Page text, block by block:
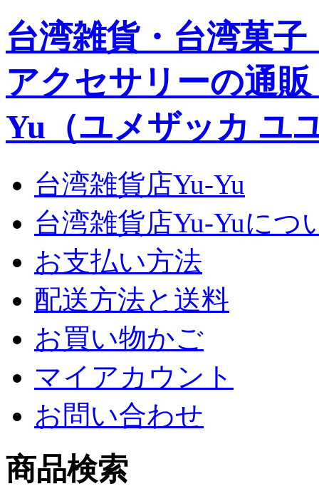
台湾雑貨・台湾菓
アクセサリーの通
Yu（ユメザッカ ユ
台湾雑貨店Yu-Yu
台湾雑貨店Yu-Yuにつ
お支払い方法
配送方法と送料
お買い物かご
マイアカウント
お問い合わせ
商品検索